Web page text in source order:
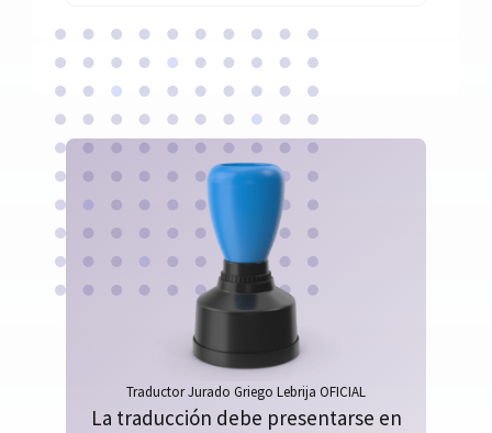
Traductor Jurado Griego Lebrija OFICIAL
La traducción debe presentarse en